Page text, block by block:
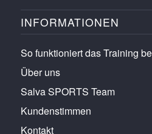
INFORMATIONEN
So funktioniert das Training
Über uns
Salva SPORTS Team
Kundenstimmen
Kontakt